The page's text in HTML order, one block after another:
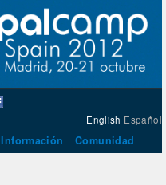
English Español
Información Comunidad